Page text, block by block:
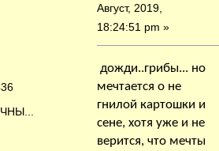
Август, 2019,
18:24:51 pm »
дожди..грибы... но
мечтается о не
гнилой картошки и
сене, хотя уже и не
верится, что мечты